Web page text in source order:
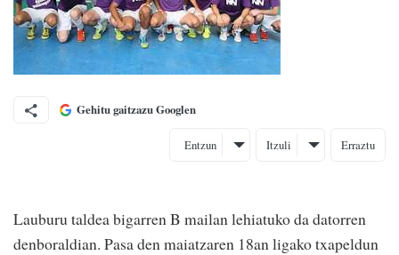
Gehitu gaitzazu Googlen
Entzun Itzuli Erraztu
Lauburu taldea bigarren B mailan lehiatuko da datorren
denboraldian. Pasa den maiatzaren 18an ligako txapeldun